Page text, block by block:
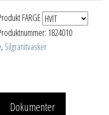
FARGE
1824010
, Silgranitvasker
Dokumenter